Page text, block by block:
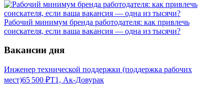
Рабочий минимум бренда работодателя: как привлечь
соискателя, если ваша вакансия — одна из тысячи?
Вакансии дня
Инженер технической поддержки (поддержка рабочих
мест)65 500 ₽Т1, Ак-Довурак